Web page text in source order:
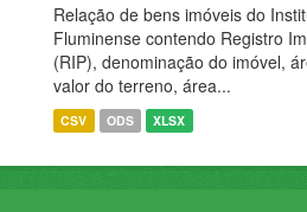
Relação de bens imóveis do
Fluminense contendo Registro
(RIP), denominação do imóvel,
valor do terreno, área...
CSV ODS XLSX